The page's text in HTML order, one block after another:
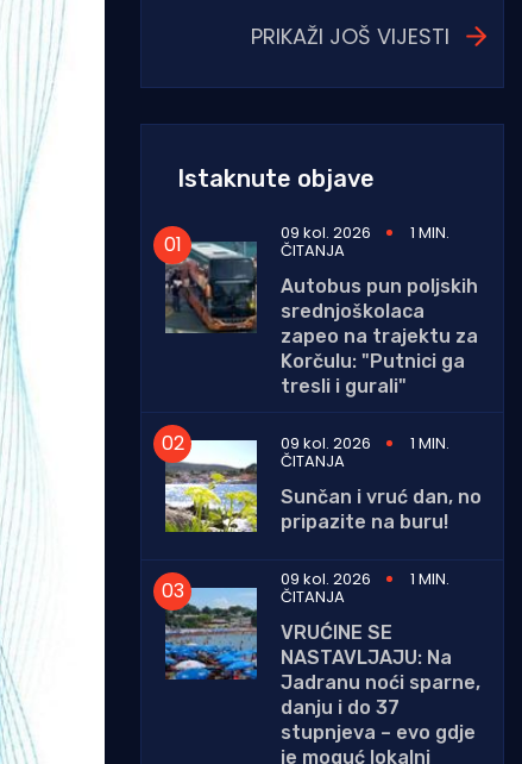
PRIKAŽI JOŠ VIJESTI
Istaknute objave
09 kol. 2026 1 MIN.
ČITANJA
Autobus pun poljskih
srednjoškolaca
zapeo na trajektu za
Korčulu: "Putnici ga
tresli i gurali"
09 kol. 2026 1 MIN.
ČITANJA
Sunčan i vruć dan, no
pripazite na buru!
09 kol. 2026 1 MIN.
ČITANJA
VRUĆINE SE
NASTAVLJAJU: Na
Jadranu noći sparne,
danju i do 37
stupnjeva – evo gdje
je moguć lokalni